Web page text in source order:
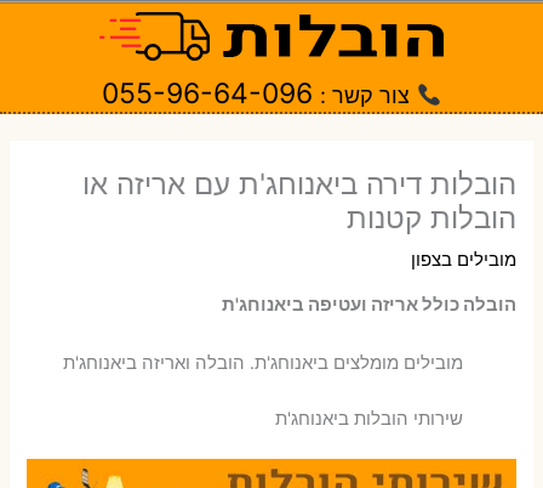
צור קשר : 055-96-64-096
הובלות דירה ביאנוחג'ת עם אריזה או
הובלות קטנות
מובילים בצפון
הובלה כולל אריזה ועטיפה ביאנוחג'ת
‫מובילים מומלצים ביאנוחג'ת. הובלה ואריזה ביאנוחג'ת
שירותי הובלות ביאנוחג'ת